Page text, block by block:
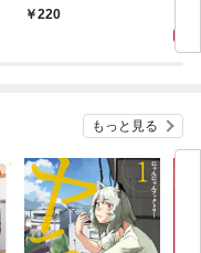
夜伽で囚われて（分冊
220
もっと見る